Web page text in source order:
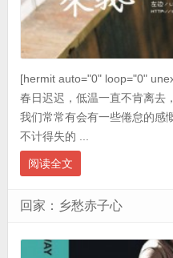
[hermit auto="0" loop="0"
春日迟迟，低温一直不肯离去
我们常常有会有一些倦怠的感
不计得失的 ...
阅读全文
回家：乡愁赤子心